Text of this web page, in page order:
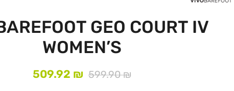
חורף
רב עונתי
חדר כושר ואימונים
GEO COURT IV
WOMEN’S
599.90₪
509.92 ₪